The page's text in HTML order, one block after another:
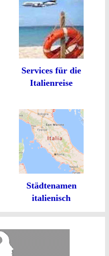
Services für die
Italienreise
Städtenamen
italienisch